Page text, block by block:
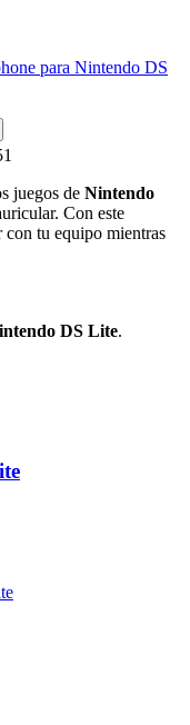
juegos de Nintendo
Con este
con tu equipo mientras
DS Lite.